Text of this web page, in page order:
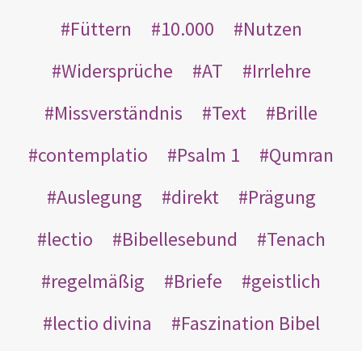
Füttern
10.000
Nutzen
Widersprüche
AT
Irrlehre
Missverständnis
Text
Brille
contemplatio
Psalm 1
Qumran
Auslegung
direkt
Prägung
lectio
Bibellesebund
Tenach
regelmäßig
Briefe
geistlich
lectio divina
Faszination Bibel